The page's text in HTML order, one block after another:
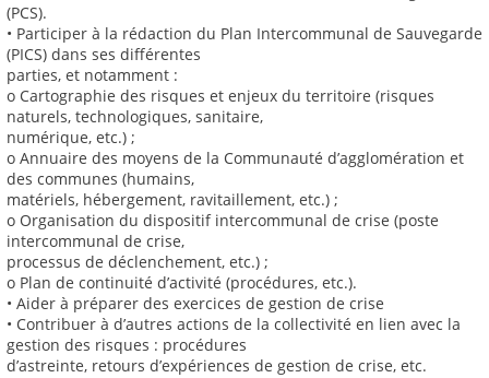
(PCS).
• Participer à la rédaction du Plan Intercommunal de Sauvegarde
(PICS) dans ses différentes
parties, et notamment :
o Cartographie des risques et enjeux du territoire (risques
naturels, technologiques, sanitaire,
numérique, etc.) ;
o Annuaire des moyens de la Communauté d’agglomération et
des communes (humains,
matériels, hébergement, ravitaillement, etc.) ;
o Organisation du dispositif intercommunal de crise (poste
intercommunal de crise,
processus de déclenchement, etc.) ;
o Plan de continuité d’activité (procédures, etc.).
• Aider à préparer des exercices de gestion de crise
• Contribuer à d’autres actions de la collectivité en lien avec la
gestion des risques : procédures
d’astreinte, retours d’expériences de gestion de crise, etc.